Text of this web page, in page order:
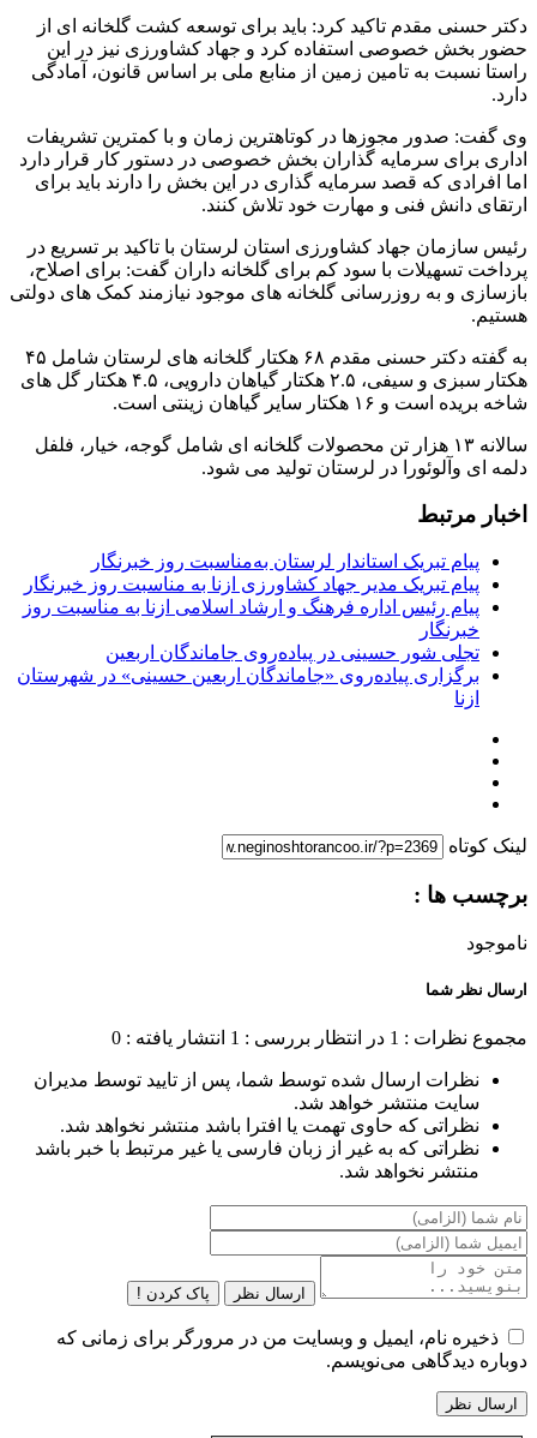
دکتر حسنی مقدم تاکید کرد: باید برای توسعه کشت گلخانه ای از
حضور بخش خصوصی استفاده کرد و جهاد کشاورزی نیز در این
راستا نسبت به تامین زمین از منابع ملی بر اساس قانون، آمادگی
دارد.
وی گفت: صدور مجوزها در کوتاهترین زمان و با کمترین تشریفات
اداری برای سرمایه گذاران بخش خصوصی در دستور کار قرار دارد
اما افرادی که قصد سرمایه گذاری در این بخش را دارند باید برای
ارتقای دانش فنی و مهارت خود تلاش کنند.
رئیس سازمان جهاد کشاورزی استان لرستان با تاکید بر تسریع در
پرداخت تسهیلات با سود کم برای گلخانه داران گفت: برای اصلاح،
بازسازی و به روزرسانی گلخانه های موجود نیازمند کمک های دولتی
هستیم.
به گفته دکتر حسنی مقدم ۶۸ هکتار گلخانه های لرستان شامل ۴۵
هکتار سبزی و سیفی، ۲.۵ هکتار گیاهان دارویی، ۴.۵ هکتار گل های
شاخه بریده است و ۱۶ هکتار سایر گیاهان زینتی است.
سالانه ۱۳ هزار تن محصولات گلخانه ای شامل گوجه، خیار، فلفل
دلمه ای وآلوئورا در لرستان تولید می شود.
اخبار مرتبط
پیام تبریک استاندار لرستان به‌مناسبت روز خبرنگار
پیام تبریک مدیر جهاد کشاورزی ازنا به مناسبت روز خبرنگار
پیام رئیس اداره فرهنگ و ارشاد اسلامی ازنا به مناسبت روز
خبرنگار
تجلی شور حسینی در پیاده‌روی جاماندگان اربعین
برگزاری پیاده‌روی «جاماندگان اربعین حسینی» در شهرستان
ازنا
لینک کوتاه
برچسب ها :
ناموجود
ارسال نظر شما
مجموع نظرات : 1 در انتظار بررسی : 1 انتشار یافته : 0
نظرات ارسال شده توسط شما، پس از تایید توسط مدیران
سایت منتشر خواهد شد.
نظراتی که حاوی تهمت یا افترا باشد منتشر نخواهد شد.
نظراتی که به غیر از زبان فارسی یا غیر مرتبط با خبر باشد
منتشر نخواهد شد.
ارسال نظر پاک کردن !
ذخیره نام، ایمیل و وبسایت من در مرورگر برای زمانی که
دوباره دیدگاهی می‌نویسم.